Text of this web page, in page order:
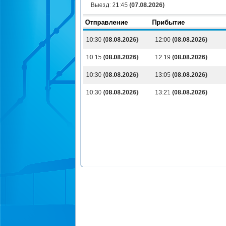
Выезд: 21:45 (07.08.2026)
Отправление Прибытие
10:30 (08.08.2026) 12:00 (08.08.2026)
10:15 (08.08.2026) 12:19 (08.08.2026)
10:30 (08.08.2026) 13:05 (08.08.2026)
10:30 (08.08.2026) 13:21 (08.08.2026)